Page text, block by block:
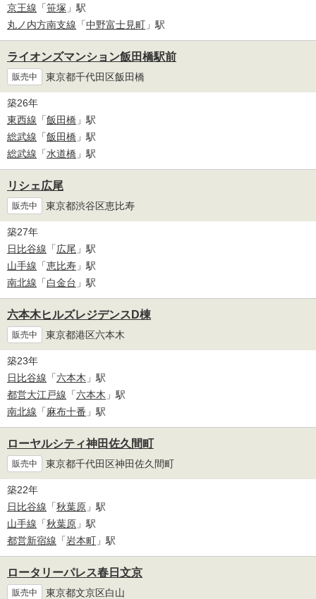
京王線 「笹塚 」駅
丸ノ内方南支線 「中野富士見町 」駅
ライオンズマンション飯田橋駅前
販売中 東京都千代田区飯田橋
築26年
東西線 「飯田橋 」駅
総武線 「飯田橋 」駅
総武線 「水道橋 」駅
リシェ広尾
販売中 東京都渋谷区恵比寿
築27年
日比谷線 「広尾 」駅
山手線 「恵比寿 」駅
南北線 「白金台 」駅
六本木ヒルズレジデンスD棟
販売中 東京都港区六本木
築23年
日比谷線 「六本木 」駅
都営大江戸線 「六本木 」駅
南北線 「麻布十番 」駅
ローヤルシティ神田佐久間町
販売中 東京都千代田区神田佐久間町
築22年
日比谷線 「秋葉原 」駅
山手線 「秋葉原 」駅
都営新宿線 「岩本町 」駅
ロータリーパレス春日文京
販売中 東京都文京区白山